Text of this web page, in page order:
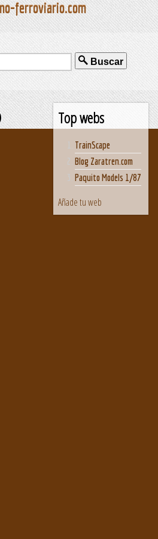
ferroviario.com
Buscar
Top webs
TrainScape
Blog Zaratren.com
Paquito Models 1/87
Añade tu web